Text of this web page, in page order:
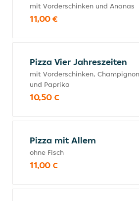
mit Vorderschinken und Ananas
11,00 €
Pizza Vier Jahreszeiten
mit Vorderschinken,
und Paprika
10,50 €
Pizza mit Allem
ohne Fisch
11,00 €